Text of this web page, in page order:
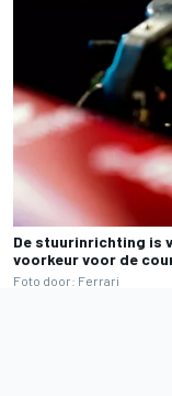
De stuurinrichting is
voorkeur voor de
Foto door: Ferrari